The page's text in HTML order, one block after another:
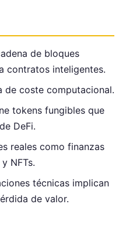
de bloques
contratos inteligentes.
de coste computacional.
tokens fungibles que
DeFi.
reales como finanzas
NFTs.
técnicas implican
de valor.